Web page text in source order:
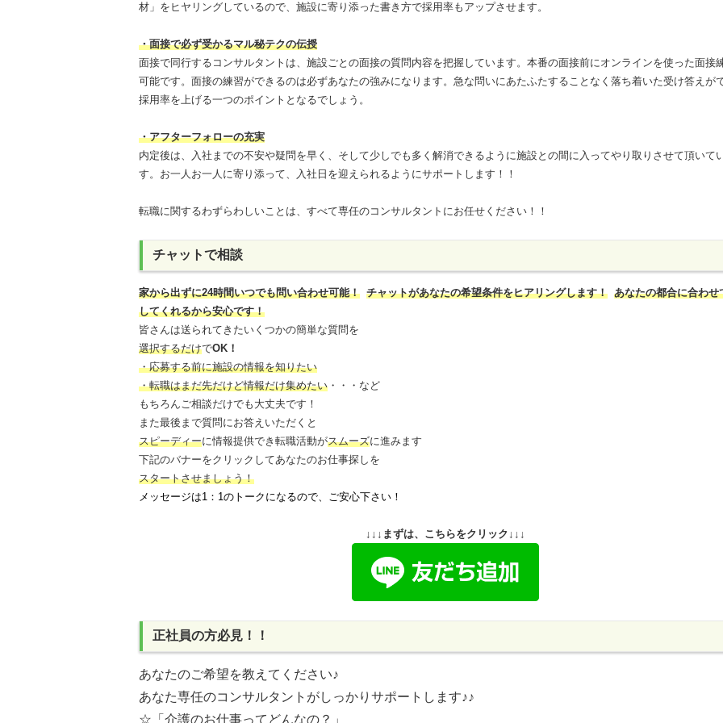
材」をヒヤリングしているので、施設に寄り添った書き方で採用率もアップさせます。
・面接で必ず受かるマル秘テクの伝授
面接で同行するコンサルタントは、施設ごとの面接の質問内容を把握しています。本番の面接前にオンラインを使った面接
可能です。面接の練習ができるのは必ずあなたの強みになります。急な問いにあたふたすることなく落ち着いた受け答えがで
採用率を上げる一つのポイントとなるでしょう。
・アフターフォローの充実
内定後は、入社までの不安や疑問を早く、そして少しでも多く解消できるように施設との間に入ってやり取りさせて頂いて
す。お一人お一人に寄り添って、入社日を迎えられるようにサポートします！！
転職に関するわずらわしいことは、すべて専任のコンサルタントにお任せください！！
チャットで相談
家から出ずに24時間いつでも問い合わせ可能！ チャットがあなたの希望条件をヒアリングします！ あなたの都合に合わせ
してくれるから安心です！
皆さんは送られてきたいくつかの簡単な質問を
選択するだけでOK！
・応募する前に施設の情報を知りたい
・転職はまだ先だけど情報だけ集めたい ・・・など
もちろんご相談だけでも大丈夫です！
また最後まで質問にお答えいただくと
スピーディーに情報提供でき 転職活動がスムーズに進みます
下記のバナーをクリックしてあなたのお仕事探しを
スタートさせましょう！
メッセージは1：1のトークになるので、ご安心下さい！
↓↓↓まずは、こちらをクリック↓↓↓
正社員の方必見！！
あなたのご希望を教えてください♪
あなた専任のコンサルタントがしっかりサポートします♪♪
☆「介護のお仕事ってどんなの？」